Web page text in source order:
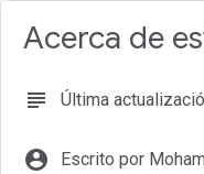
Acerca de
subject Última
account_circle Escrito por